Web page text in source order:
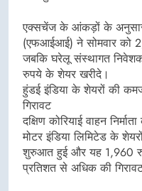
एक्सचेंज के आंकड़ों के
(एफआईआई) ने सोमवार को
जबकि घरेलू संस्थागत
रुपये के शेयर खरीदे।
हुंडई इंडिया के शेयरों की
गिरावट
दक्षिण कोरियाई वाहन
मोटर इंडिया लिमिटेड के
शुरुआत हुई और यह 1,960
प्रतिशत से अधिक की